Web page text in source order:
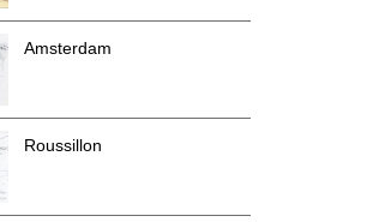
Amsterdam
Roussillon